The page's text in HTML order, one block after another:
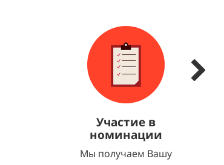
Участие в
номинации
Мы получаем Вашу